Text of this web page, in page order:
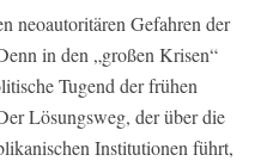
neoautoritären Gefahren der
in den „großen Krisen“
Tugend der frühen
Lösungsweg, der über die
Institutionen führt,